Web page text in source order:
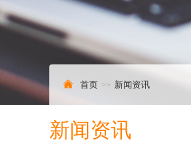
首页 新闻资讯
新闻资讯